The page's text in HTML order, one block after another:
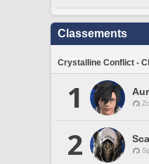
Classements
Crystalline Conflict -
1
2